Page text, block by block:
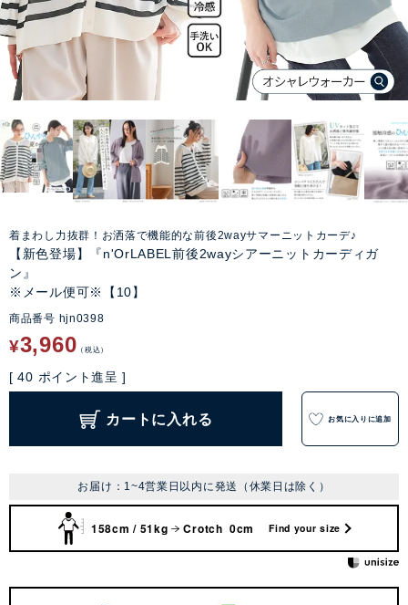
着まわし力抜群！お洒落で機能的な前後2wayサマーニットカーデ♪
【新色登場】『n'OrLABEL前後2wayシアーニットカーディガ
ン』
※メール便可※【10】
商品番号 hjn0398
¥3,960 税込
[ 40 ポイント進呈 ]
カートに入れる お気に入りに追加
お届け：1~4営業日以内に発送（休業日は除く）
158cm / 51kg Crotch 0cm Find your size